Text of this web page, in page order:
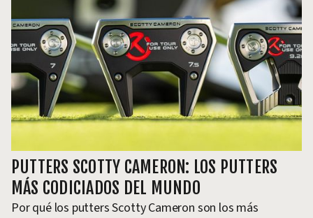
PUTTERS SCOTTY CAMERON: LOS PUTTERS
MÁS CODICIADOS DEL MUNDO
Por qué los putters Scotty Cameron son los más